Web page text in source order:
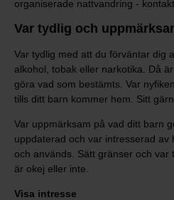
organiserade nattvandring -
Var tydlig och
Var tydlig med att du förväntar dig
alkohol, tobak eller narkotika. Då
göra vad som bestämts. Var
tills ditt barn kommer hem. Sitt
Var uppmärksam på vad ditt barn
uppdaterad och var intresserad
och används. Sätt gränser och var
är okej eller inte.
Visa intresse